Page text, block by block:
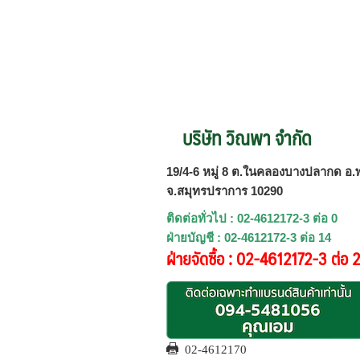
บริษัท วิณพา จำกัด
19/4-6 หมู่ 8 ต.ในคลองบางปลากด อ.
จ.สมุทรปราการ 10290
ติดต่อทั่วไป : 02-4612172-3 ต่อ 0
ฝ่ายบัญชี : 02-4612172-3 ต่อ 14
ฝ่ายจัดซื้อ : 02-4612172-3 ต่อ
02-4612170